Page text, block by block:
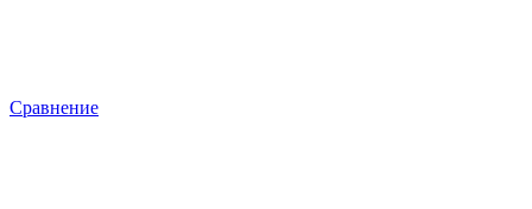
Сравнение